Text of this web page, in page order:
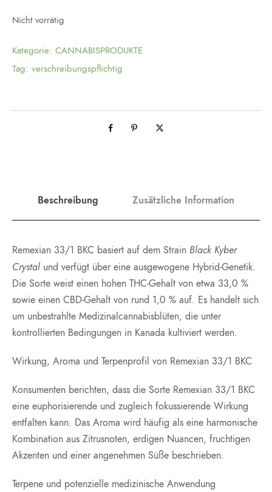
Nicht vorrätig
Kategorie: CANNABISPRODUKTE
Tag: verschreibungspflichtig
Beschreibung Zusätzliche Information
Remexian 33/1 BKC basiert auf dem Strain Black Kyber
Crystal und verfügt über eine ausgewogene Hybrid-Genetik.
Die Sorte weist einen hohen THC-Gehalt von etwa 33,0 %
sowie einen CBD-Gehalt von rund 1,0 % auf. Es handelt sich
um unbestrahlte Medizinalcannabisblüten, die unter
kontrollierten Bedingungen in Kanada kultiviert werden.
Wirkung, Aroma und Terpenprofil von Remexian 33/1 BKC
Konsumenten berichten, dass die Sorte Remexian 33/1 BKC
eine euphorisierende und zugleich fokussierende Wirkung
entfalten kann. Das Aroma wird häufig als eine harmonische
Kombination aus Zitrusnoten, erdigen Nuancen, fruchtigen
Akzenten und einer angenehmen Süße beschrieben.
Terpene und potenzielle medizinische Anwendung